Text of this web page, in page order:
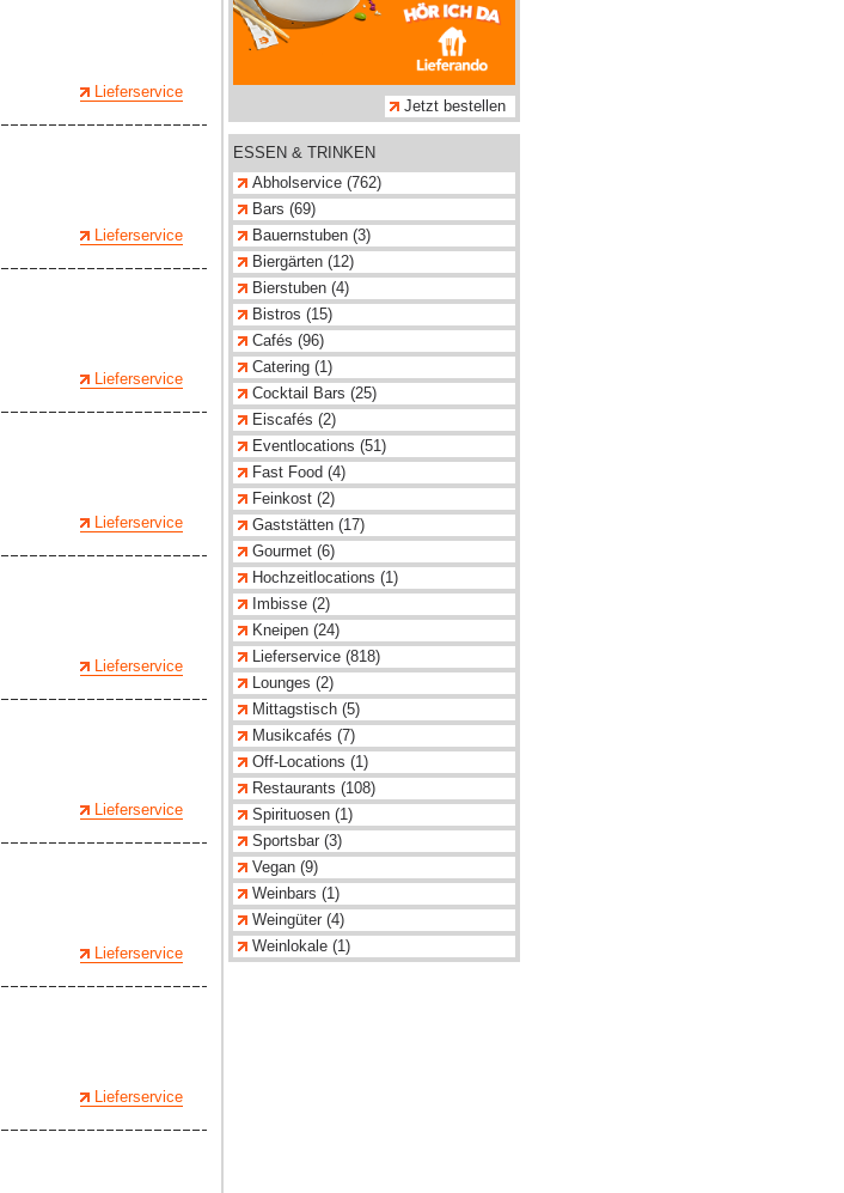
Lieferservice
Lieferservice
Lieferservice
Lieferservice
Lieferservice
Lieferservice
Lieferservice
Lieferservice
Jetzt bestellen
ESSEN & TRINKEN
Abholservice (762)
Bars (69)
Bauernstuben (3)
Biergärten (12)
Bierstuben (4)
Bistros (15)
Cafés (96)
Catering (1)
Cocktail Bars (25)
Eiscafés (2)
Eventlocations (51)
Fast Food (4)
Feinkost (2)
Gaststätten (17)
Gourmet (6)
Hochzeitlocations (1)
Imbisse (2)
Kneipen (24)
Lieferservice (818)
Lounges (2)
Mittagstisch (5)
Musikcafés (7)
Off-Locations (1)
Restaurants (108)
Spirituosen (1)
Sportsbar (3)
Vegan (9)
Weinbars (1)
Weingüter (4)
Weinlokale (1)